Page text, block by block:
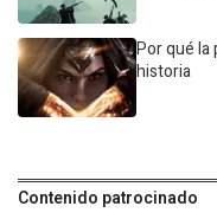
Por qué la
historia
Contenido patrocinado